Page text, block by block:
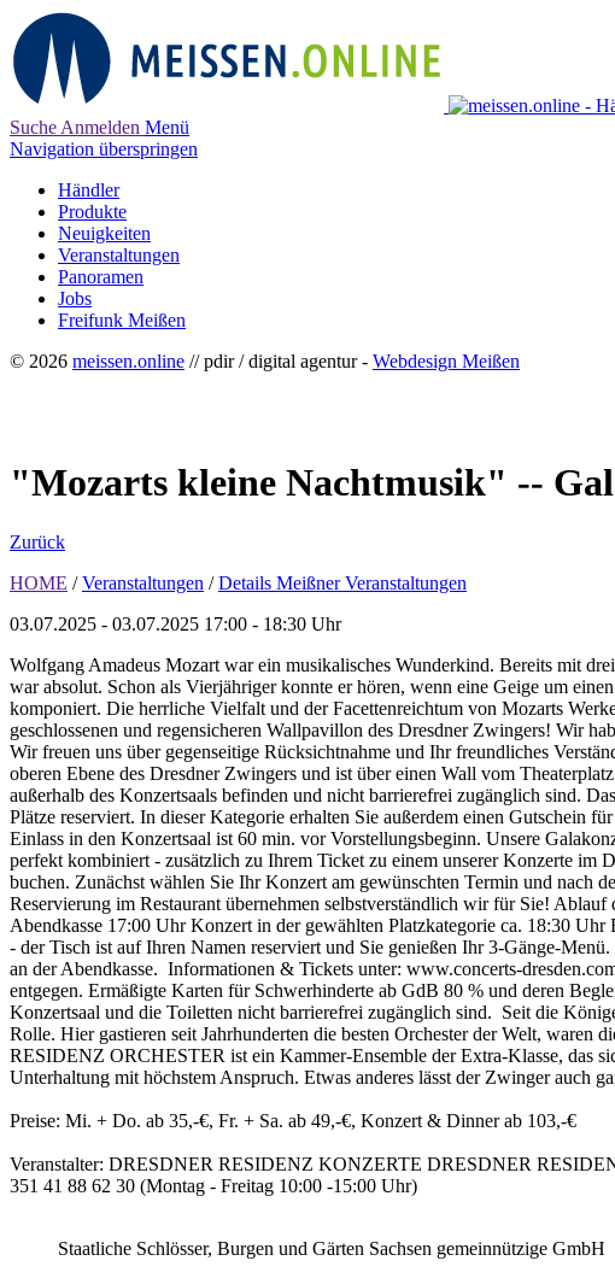
Suche Anmelden Menü
Navigation überspringen
Händler
Produkte
Neuigkeiten
Veranstaltungen
Panoramen
Jobs
Freifunk Meißen
© 2026 meissen.online // pdir / digital agentur - Webdesign Meißen
"Mozarts kleine Nachtmusik" --
Zurück
HOME / Veranstaltungen / Details Meißner Veranstaltungen
03.07.2025 - 03.07.2025 17:00 - 18:30 Uhr
Wolfgang Amadeus Mozart war ein musikalisches Wunderkind. Bereits mit
war absolut. Schon als Vierjähriger konnte er hören, wenn eine Geige um
komponiert. Die herrliche Vielfalt und der Facettenreichtum von Mozarts
geschlossenen und regensicheren Wallpavillon des Dresdner Zwingers! Wir
Wir freuen uns über gegenseitige Rücksichtnahme und Ihr freundliches
oberen Ebene des Dresdner Zwingers und ist über einen Wall vom
außerhalb des Konzertsaals befinden und nicht barrierefrei zugänglich sind.
Plätze reserviert. In dieser Kategorie erhalten Sie außerdem einen Gutschein
Einlass in den Konzertsaal ist 60 min. vor Vorstellungsbeginn. Unsere
perfekt kombiniert - zusätzlich zu Ihrem Ticket zu einem unserer Konzerte im
buchen. Zunächst wählen Sie Ihr Konzert am gewünschten Termin und
Reservierung im Restaurant übernehmen selbstverständlich wir für Sie!
Abendkasse 17:00 Uhr Konzert in der gewählten Platzkategorie ca. 18:30
- der Tisch ist auf Ihren Namen reserviert und Sie genießen Ihr 3-Gänge-
an der Abendkasse. Informationen & Tickets unter: www.concerts-
entgegen. Ermäßigte Karten für Schwerhinderte ab GdB 80 % und deren
Konzertsaal und die Toiletten nicht barrierefrei zugänglich sind. Seit die
Rolle. Hier gastieren seit Jahrhunderten die besten Orchester der Welt, waren
RESIDENZ ORCHESTER ist ein Kammer-Ensemble der Extra-Klasse, das
Unterhaltung mit höchstem Anspruch. Etwas anderes lässt der Zwinger auch
Preise: Mi. + Do. ab 35,-€, Fr. + Sa. ab 49,-€, Konzert & Dinner ab 103,-€
Veranstalter: DRESDNER RESIDENZ KONZERTE DRESDNER
351 41 88 62 30 (Montag - Freitag 10:00 -15:00 Uhr)
Staatliche Schlösser, Burgen und Gärten Sachsen gemeinnützige GmbH